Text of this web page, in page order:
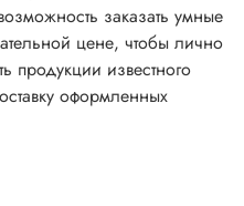
заказать умные
цене, чтобы лично
продукции известного
оформленных